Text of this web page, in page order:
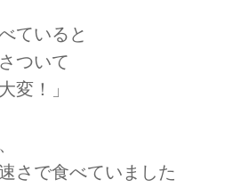
ていると
ついて
変！」
さで食べていました